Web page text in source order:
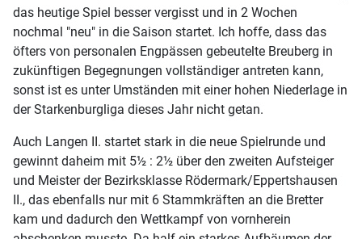
das heutige Spiel besser vergisst und in 2 Wochen
nochmal "neu" in die Saison startet. Ich hoffe, dass das
öfters von personalen Engpässen gebeutelte Breuberg in
zukünftigen Begegnungen vollständiger antreten kann,
sonst ist es unter Umständen mit einer hohen Niederlage in
der Starkenburgliga dieses Jahr nicht getan.
Auch Langen II. startet stark in die neue Spielrunde und
gewinnt daheim mit 5½ : 2½ über den zweiten Aufsteiger
und Meister der Bezirksklasse Rödermark/Eppertshausen
II., das ebenfalls nur mit 6 Stammkräften an die Bretter
kam und dadurch den Wettkampf von vornherein